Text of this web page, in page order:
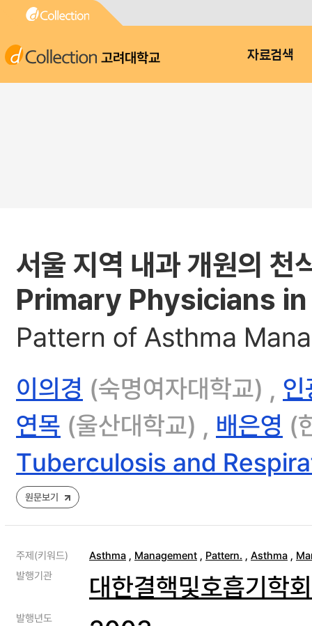
고려대학교 자료검색
서울 지역 내과 개원의
Primary Physicians
Pattern of Asthma
이의경 (숙명여자대학교) ,
연목 (울산대학교) , 배은영 (
Tuberculosis and
원문보기
주제(키워드) Asthma , Management , Pattern. , Asthma ,
발행기관
대한결핵및호흡기학회
발행년도